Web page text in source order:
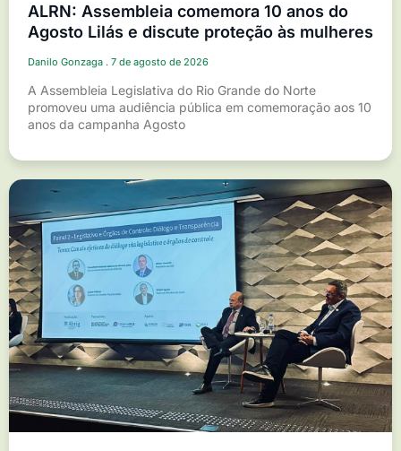
ALRN: Assembleia comemora 10 anos do
Agosto Lilás e discute proteção às mulheres
Danilo Gonzaga 7 de agosto de 2026
A Assembleia Legislativa do Rio Grande do Norte
promoveu uma audiência pública em comemoração aos 10
anos da campanha Agosto